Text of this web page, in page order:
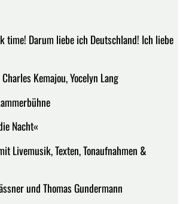
time! Darum liebe ich Deutschland! Ich liebe
Kemajou, Yocelyn Lang
Nacht«
Livemusik, Texten, Tonaufnahmen &
und Thomas Gundermann